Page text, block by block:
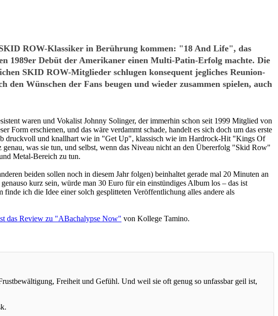
ROW-Klassiker in Berührung kommen: "18 And Life", das
1989er Debüt der Amerikaner einen Multi-Patin-Erfolg machte. Die
SKID ROW-Mitglieder schlugen konsequent jegliches Reunion-
Wünschen der Fans beugen und wieder zusammen spielen, auch
waren und Vokalist Johnny Solinger, der immerhin schon seit 1999 Mitglied von
erschienen, und das wäre verdammt schade, handelt es sich doch um das erste
druckvoll und knallhart wie in "Get Up", klassisch wie im Hardrock-Hit "Kings Of
was sie tun, und selbst, wenn das Niveau nicht an den Übererfolg "Skid Row"
Metal-Bereich zu tun.
beiden sollen noch in diesem Jahr folgen) beinhaltet gerade mal 20 Minuten an
kurz sein, würde man 30 Euro für ein einstündiges Album los – das ist
ich die Idee einer solch gesplitteten Veröffentlichung alles andere als
das Review zu "ABachalypse Now" von Kollege Tamino.
Freiheit und Gefühl. Und weil sie oft genug so unfassbar geil ist,